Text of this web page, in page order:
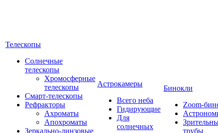
Телескопы
Солнечные
телескопы
Хромосферные
телескопы
Смарт-телескопы
Рефракторы
Ахроматы
Апохроматы
Зеркально-линзовые
Астрокамеры
Всего неба
Гидирующие
Для
солнечных
Бинокли
Zoom-
трубы